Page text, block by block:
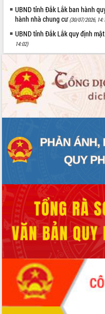
UBND tỉnh Đắk Lắk ban hành
hành nhà chung cư (30/07/2026,
UBND tỉnh Đắk Lắk quy định
14:02)